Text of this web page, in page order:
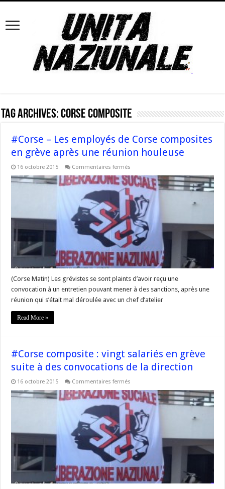
Tag Archives:Corse Composite
#Corse – Les employés de Corse composites
en grève après une réunion houleuse
16 octobre 2015 Commentaires fermés
–
Les
employés
de
Corse
composites
en
grève
après
une
réunion
houleuse
(Corse Matin) Les grévistes se sont plaints d’avoir reçu une
convocation à un entretien pouvant mener à des sanctions, après une
réunion qui s’était mal déroulée avec un chef d’atelier
Read More »
#Corse composite : vingt salariés en grève
suite à des convocations de la direction
16 octobre 2015 Commentaires fermés
composite
:
salariés
en
grève
suite
à
des
convocations
de
la
direction